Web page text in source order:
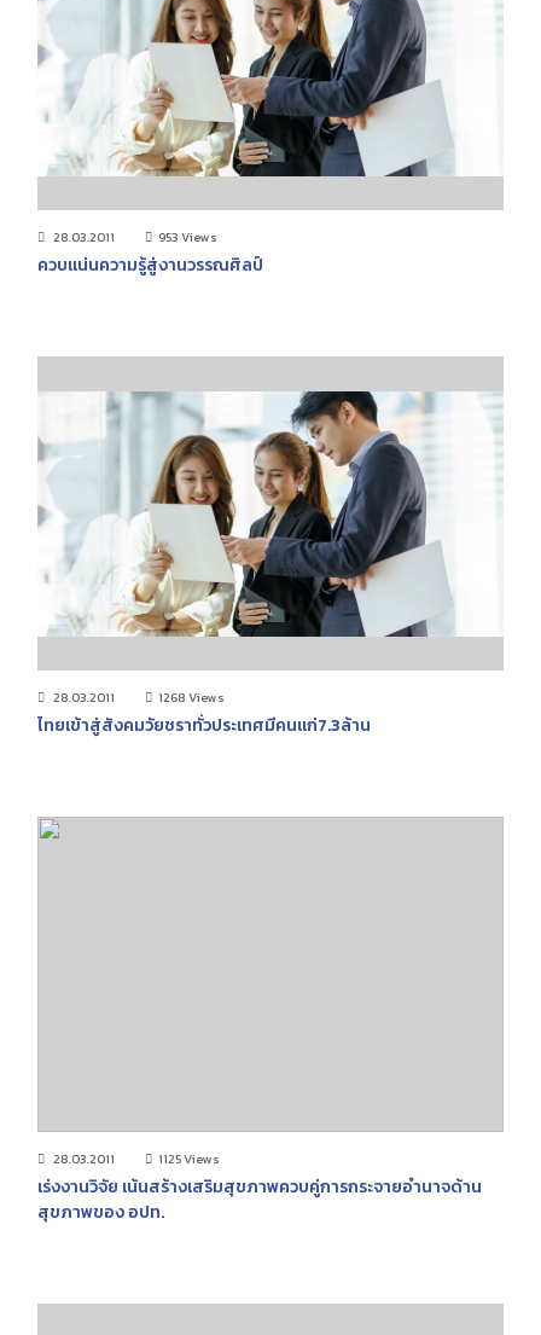
28.03.2011 953 Views
ควบแน่นความรู้สู่งานวรรณศิลป์
28.03.2011 1268 Views
ไทยเข้าสู่สังคมวัยชราทั่วประเทศมีคนแก่7.3ล้าน
28.03.2011 1125 Views
เร่งงานวิจัย เน้นสร้างเสริมสุขภาพควบคู่การกระจายอำนาจด้าน
สุขภาพของ อปท.